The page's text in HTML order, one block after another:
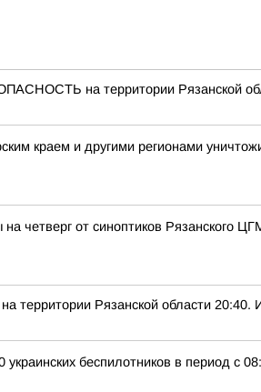
на территории Рязанской
краем и другими регионами
на четверг от синоптиков Рязанского
Рязанской области 20:40.
украинских беспилотников в период с